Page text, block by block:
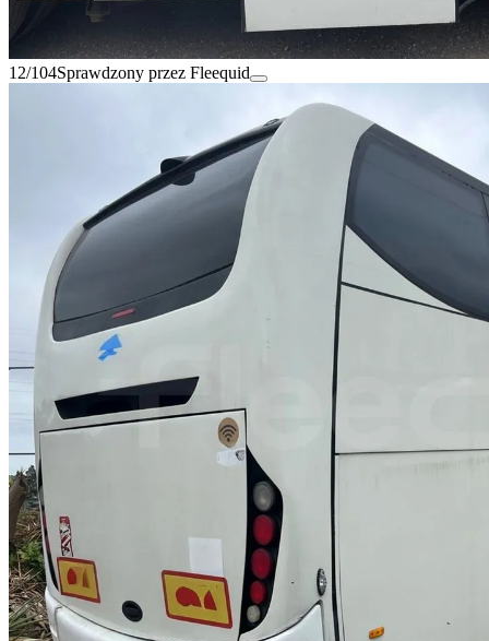
12/104Sprawdzony przez Fleequid